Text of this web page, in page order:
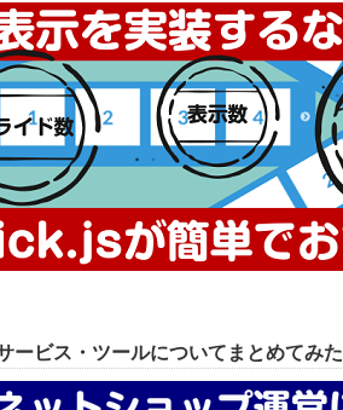
ービス・ツールについてまとめてみた